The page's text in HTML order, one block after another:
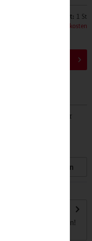
Inhalt: 1 St
zzgl. Versandkosten
bleiben Sie stets über
Speichern
Bahnreisende kennen!